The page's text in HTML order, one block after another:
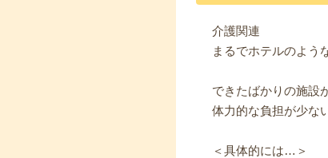
介護関連
まるでホテルのよう
できたばかりの施設
体力的な負担が少な
＜具体的には…＞